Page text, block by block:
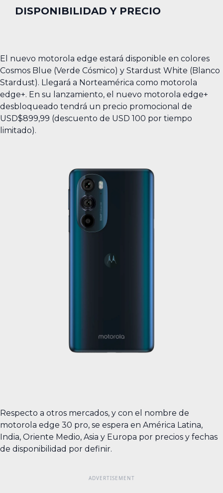
DISPONIBILIDAD Y PRECIO
El nuevo motorola edge estará disponible en colores
Cosmos Blue (Verde Cósmico) y Stardust White (Blanco
Stardust). Llegará a Norteamérica como motorola
edge+. En su lanzamiento, el nuevo motorola edge+
desbloqueado tendrá un precio promocional de
USD$899,99 (descuento de USD 100 por tiempo
limitado).
Respecto a otros mercados, y con el nombre de
motorola edge 30 pro, se espera en América Latina,
India, Oriente Medio, Asia y Europa por precios y fechas
de disponibilidad por definir.